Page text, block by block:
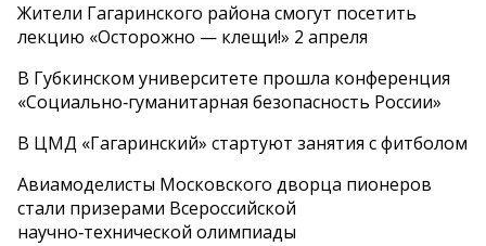
Жители Гагаринского района смогут посетить
лекцию «Осторожно — клещи!» 2 апреля
В Губкинском университете прошла конференция
«Социально‑гуманитарная безопасность России»
В ЦМД «Гагаринский» стартуют занятия с фитболом
Авиамоделисты Московского дворца пионеров
стали призерами Всероссийской
научно‑технической олимпиады